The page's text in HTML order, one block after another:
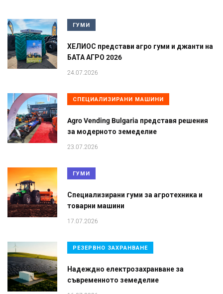
ГУМИ
ХЕЛИОС представи агро гуми и джанти на
БАТА АГРО 2026
24.07.2026
СПЕЦИАЛИЗИРАНИ МАШИНИ
Agro Vending Bulgaria представя решения
за модерното земеделие
23.07.2026
ГУМИ
Специализирани гуми за агротехника и
товарни машини
17.07.2026
РЕЗЕРВНО ЗАХРАНВАНЕ
Надеждно електрозахранване за
съвременното земеделие